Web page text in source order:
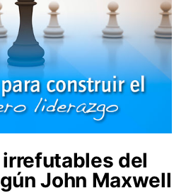
irrefutables del
John Maxwell